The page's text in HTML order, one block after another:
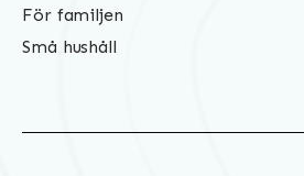
För familjen
Små hushåll